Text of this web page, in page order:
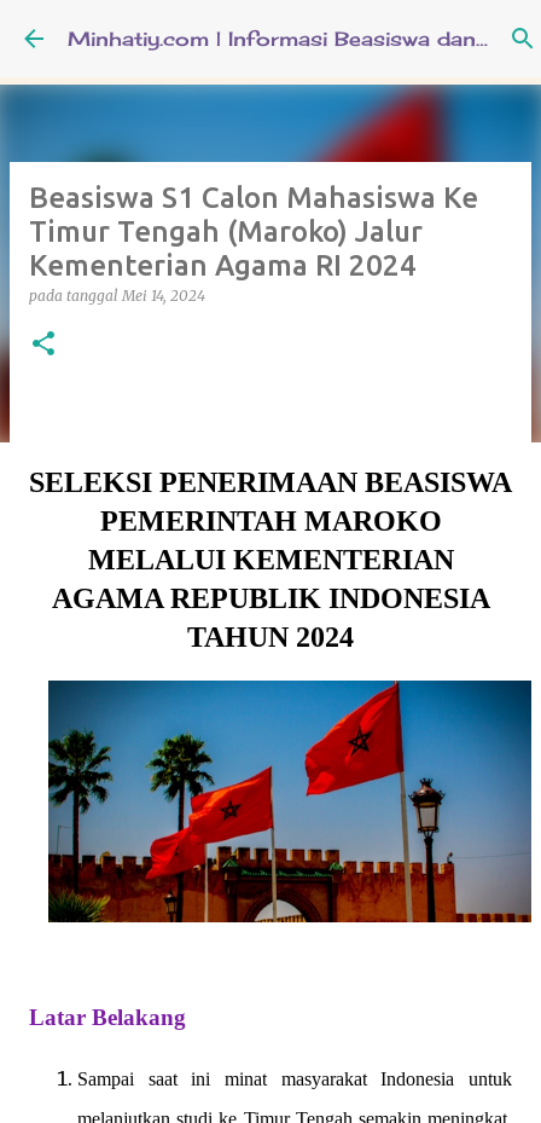
Langsung ke konten utama Minhatiy.com | Informasi Beasiswa dan Pendidikan Keislaman
Beasiswa S1 Calon Mahasiswa Ke
Timur Tengah (Maroko) Jalur
Kementerian Agama RI 2024
pada tanggal Mei 14, 2024
SELEKSI PENERIMAAN BEASISWA
PEMERINTAH MAROKO
MELALUI KEMENTERIAN
AGAMA REPUBLIK INDONESIA
TAHUN 2024
Latar Belakang
Sampai saat ini minat masyarakat Indonesia untuk